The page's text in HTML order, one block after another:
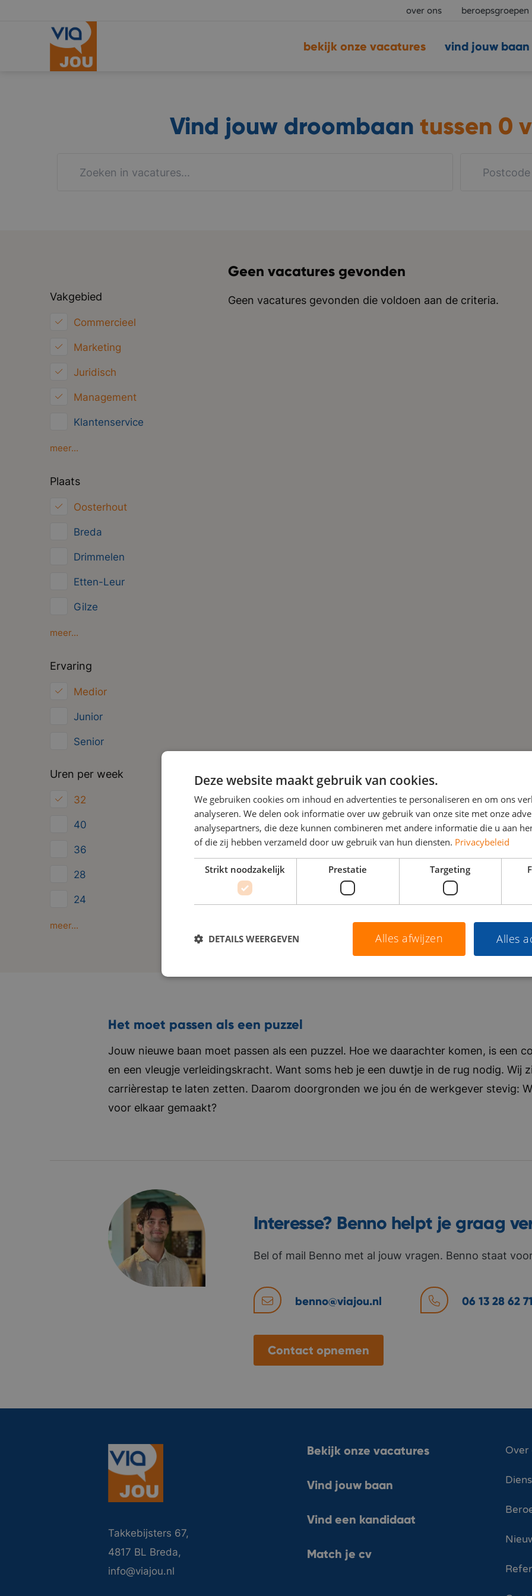
over ons beroepsgroepen
vind jouw baan
bekijk onze vacatures
Vind jouw droombaan tussen 0
Vakgebied
Commercieel
Marketing
Juridisch
Management
Klantenservice
Financieel
meer...
Plaats
Oosterhout
Breda
Drimmelen
Etten-Leur
Gilze
Moerdijk
meer...
Ervaring
Medior
Junior
Senior
Uren per week
32
40
36
28
24
Minder dan 24
meer...
Geen vacatures gevonden
Geen vacatures gevonden die voldoen aan de criteria.
Het moet passen als een puzzel
Jouw nieuwe baan moet passen als een puzzel. Hoe we daarachter komen, is een
en een vleugje verleidingskracht. Want soms heb je een duwtje in de rug nodig. Wij
carrièrestap te laten zetten. Daarom doorgronden we jou én de werkgever stevig:
voor elkaar gemaakt?
Interesse? Benno helpt je graag
Bel of mail Benno met al jouw vragen. Benno staat
benno@viajou.nl 06 13 28 62
Contact opnemen
Takkebijsters 67,
4817 BL Breda,
info@viajou.nl
Bekijk onze vacatures
Vind jouw baan
Vind een kandidaat
Match je cv
Over
Deze website maakt gebruik van cookies.
We gebruiken cookies om inhoud en advertenties te personaliseren en om ons
analyseren. We delen ook informatie over uw gebruik van onze site met onze
analysepartners, die deze kunnen combineren met andere informatie die u aan
of die zij hebben verzameld door uw gebruik van hun diensten. Privacybeleid
Strikt noodzakelijk Prestatie Targeting
Alles
Alles afwijzen
DETAILS WEERGEVEN